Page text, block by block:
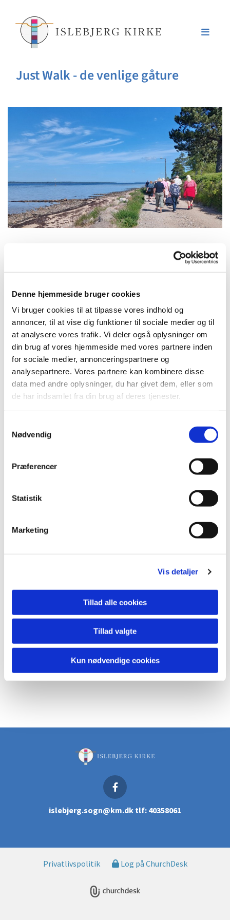
Denne hjemmeside bruger cookies
Vi bruger cookies til at tilpasse vores indhold og
annoncer, til at vise dig funktioner til sociale medier og til
at analysere vores trafik. Vi deler også oplysninger om
din brug af vores hjemmeside med vores partnere inden
for sociale medier, annonceringspartnere og
analysepartnere. Vores partnere kan kombinere disse
data med andre oplysninger, du har givet dem, eller som
de har indsamlet fra din brug af deres tjenester.
Nødvendig
Præferencer
Statistik
Marketing
Vis detaljer
Tillad alle cookies
Tillad valgte
Kun nødvendige cookies
Just Walk - de venlige gåture
Torsdag 4. marts 2027, kl. 16:00 - 17:00
Anna-Marie Lauenstein
Vi går en time i et tempo, hvor alle kan være med.
Vi mødes ved det runde bord/bænkesæt ved kirken, og
efter gåturen hygger vi med en kop varm kaffe eller the.
Du vil måske også kunne lide...
islebjerg.sogn@km.dk tlf: 40358061
Privatlivspolitik Log på ChurchDesk